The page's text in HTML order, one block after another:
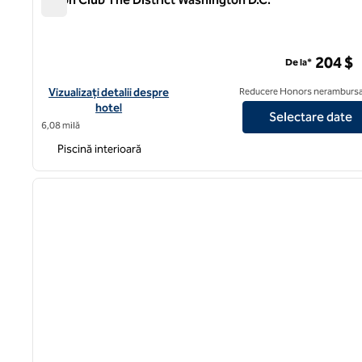
Vizualizați detaliile hotelului Hilton Club The District Washington
Vizualizați detalii despre
hotel
6,08 milă
De la* 204 $
Reducere Honors
Selectare date
Piscină interioară
1 din 9